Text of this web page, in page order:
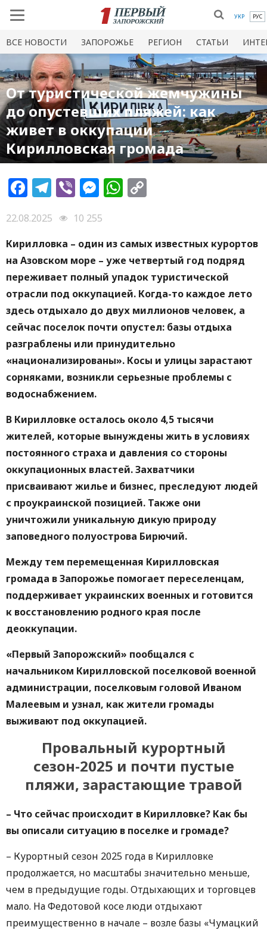
УКР РУС
ВСЕ НОВОСТИ ЗАПОРОЖЬЕ РЕГИОН СТАТЬИ
От туристической жемчужины
до опустевших пляжей: как
живет в оккупации
Кирилловская громада
Facebook
Telegram
ViberMessenger
WhatsApp
22.08.2025
10 255
Кирилловка – один из самых известных курортов
на Азовском море – уже четвертый год подряд
переживает полный упадок туристической
отрасли под оккупацией. Когда-то каждое лето
здесь отдыхало до двух миллионов человек, а
сейчас поселок почти опустел: базы отдыха
разграблены или принудительно
«национализированы». Косы и улицы зарастают
сорняками, возникли серьезные проблемы с
водоснабжением.
В Кирилловке осталось около 4,5 тысячи
жителей, которые вынуждены жить в условиях
постоянного страха и давления со стороны
оккупационных властей. Захватчики
присваивают жилье и бизнес, преследуют людей
с проукраинской позицией. Также они
уничтожили уникальную дикую природу
заповедного полуострова Бирючий.
Между тем перемещенная Кирилловская
громада в Запорожье помогает переселенцам,
поддерживает украинских военных и готовится
к восстановлению родного края после
деоккупации.
«Первый Запорожский» пообщался с
начальником Кирилловской поселковой военной
администрации, поселковым головой Иваном
Малеевым и узнал, как жители громады
выживают под оккупацией.
Провальный курортный
сезон-2025 и почти пустые
пляжи, зарастающие травой
– Что сейчас происходит в Кирилловке? Как бы
вы описали ситуацию в поселке и громаде?
– Курортный сезон 2025 года в Кирилловке
продолжается, но масштабы значительно меньше,
чем в предыдущие годы. Отдыхающих и торговцев
мало. На Федотовой косе люди отдыхают
преимущественно в начале – возле базы «Чумацкий